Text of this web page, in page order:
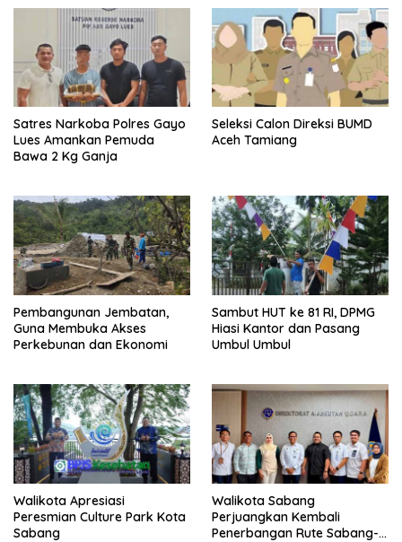
Satres Narkoba Polres Gayo
Lues Amankan Pemuda
Bawa 2 Kg Ganja
Seleksi Calon Direksi BUMD
Aceh Tamiang
Pembangunan Jembatan,
Guna Membuka Akses
Perkebunan dan Ekonomi
Sambut HUT ke 81 RI, DPMG
Hiasi Kantor dan Pasang
Umbul Umbul
Walikota Apresiasi
Peresmian Culture Park Kota
Sabang
Walikota Sabang
Perjuangkan Kembali
Penerbangan Rute Sabang-